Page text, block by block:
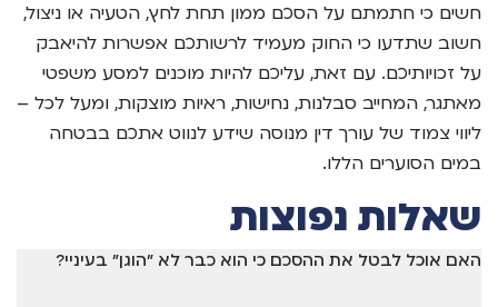
חשים כי חתמתם על הסכם ממון תחת לחץ, הטעיה או ניצול,
חשוב שתדעו כי החוק מעמיד לרשותכם אפשרות להיאבק
על זכויותיכם. עם זאת, עליכם להיות מוכנים למסע משפטי
מאתגר, המחייב סבלנות, נחישות, ראיות מוצקות, ומעל לכל –
ליווי צמוד של עורך דין מנוסה שידע לנווט אתכם בבטחה
במים הסוערים הללו.
שאלות נפוצות
האם אוכל לבטל את ההסכם כי הוא כבר לא "הוגן" בעיניי?